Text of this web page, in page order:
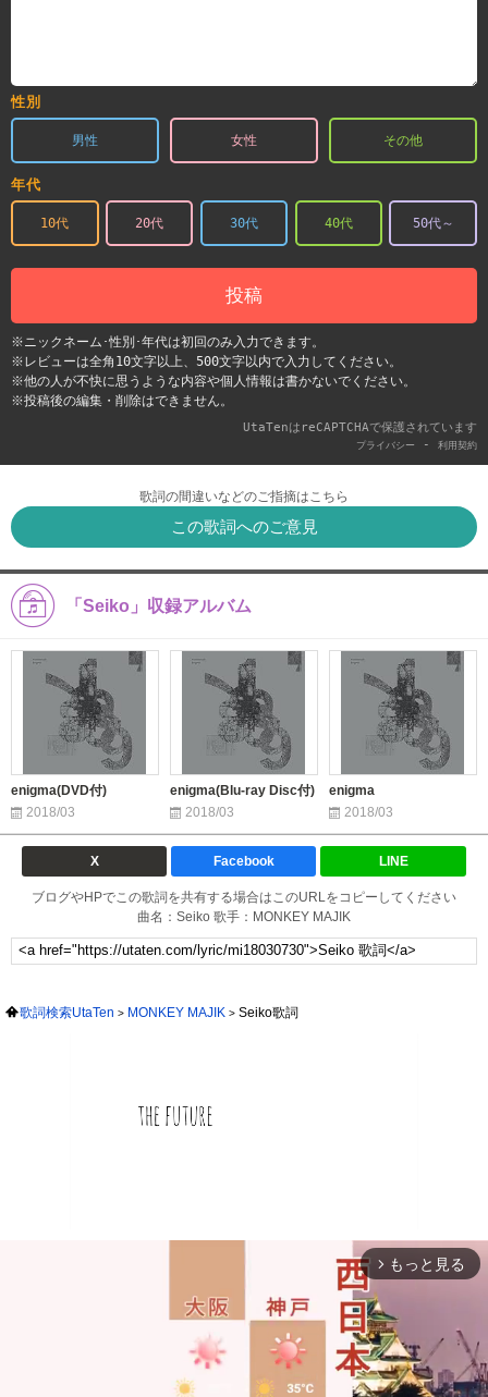
性別
男性 女性 その他
年代
10代 20代 30代 40代 50代～
投稿
※ニックネーム･性別･年代は初回のみ入力できます。
※レビューは全角10文字以上、500文字以内で入力してください。
※他の人が不快に思うような内容や個人情報は書かないでください。
※投稿後の編集・削除はできません。
UtaTenはreCAPTCHAで保護されています
プライバシー - 利用契約
歌詞の間違いなどのご指摘はこちら
この歌詞へのご意見
「Seiko」収録アルバム
enigma(DVD付)
2018/03
enigma(Blu-ray Disc付)
2018/03
enigma
2018/03
X Facebook LINE
ブログやHPでこの歌詞を共有する場合はこのURLをコピーしてください
曲名：Seiko 歌手：MONKEY MAJIK
歌詞検索UtaTen MONKEY MAJIK Seiko歌詞
arrow_forward_ios もっと見る